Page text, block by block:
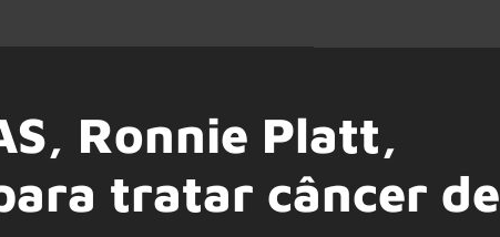
Ronnie Platt,
tratar câncer de